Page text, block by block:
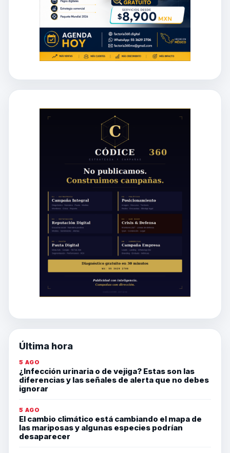
Última hora
5 AGO
¿Infección urinaria o de vejiga? Estas son las
diferencias y las señales de alerta que no debes
ignorar
5 AGO
El cambio climático está cambiando el mapa de
las mariposas y algunas especies podrían
desaparecer